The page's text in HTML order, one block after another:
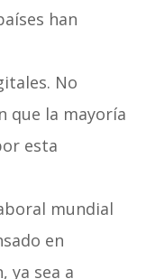
han
No
que la mayoría
esta
mundial
en
ya sea a